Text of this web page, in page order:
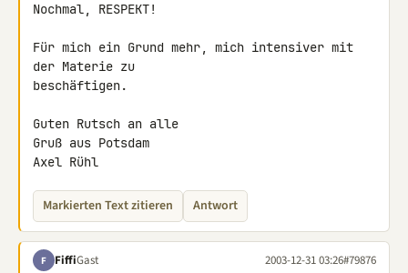
Nochmal, RESPEKT!
Für mich ein Grund mehr, mich intensiver mit
der Materie zu
beschäftigen.
Guten Rutsch an alle
Gruß aus Potsdam
Axel Rühl
Markierten Text zitieren Antwort
F FiffiGast 2003-12-31 03:26#79876